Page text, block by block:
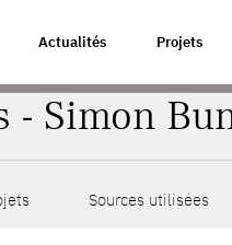
Actualités Projets
- Simon
Sources utilisées